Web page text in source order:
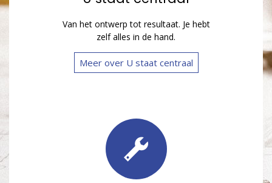
Van het ontwerp tot resultaat. Je hebt
zelf alles in de hand.
Meer over U staat centraal